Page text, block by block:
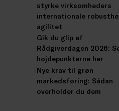
styrke virksomheders
internationale
agilitet
Gik du glip af
Rådgiverdagen 2026:
højdepunkterne her
Nye krav til grøn
markedsføring: Sådan
overholder du dem